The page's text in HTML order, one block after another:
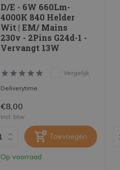
D/E - 6W 660Lm-
4000K 840 Helder
Wit | EM/ Mains
230v - 2Pins G24d-1 -
Vervangt 13W
Vergelijk
Deliverytime
€8,00
Incl. btw
Toevoegen
Op voorraad